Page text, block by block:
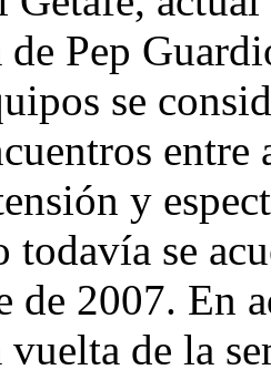
Pep
se
entre
y
todavía se
de 2007. En
de la